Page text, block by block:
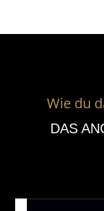
Wie du
DAS